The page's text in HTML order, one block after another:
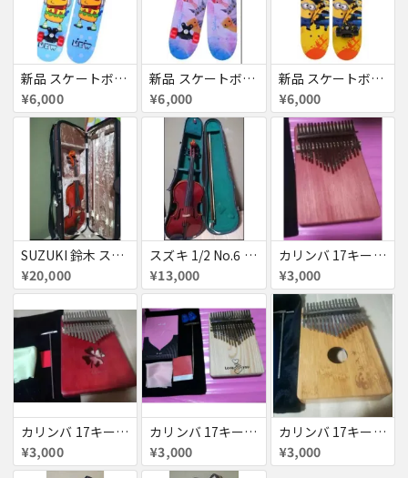
新品 スケートボード クルーザー 高精度 スケボー 大人/若者/子供用
¥6,000
新品 スケートボード クルーザー 高精度 スケボー 大人/若者/子供用
¥6,000
新品 スケートボード クルーザー 高精度 スケボー 大人/若者/子供用
¥6,000
SUZUKI 鈴木 スズキ 4/4 No.7 バイオリン お得セット
¥20,000
スズキ 1/2 No.6 バイオリン ヴァイオリン
¥13,000
カリンバ 17キー 親指ピアノ
¥3,000
カリンバ 17キー 親指ピアノ
¥3,000
カリンバ 17キー 親指ピアノ
¥3,000
カリンバ 17キー 親指ピアノ
¥3,000